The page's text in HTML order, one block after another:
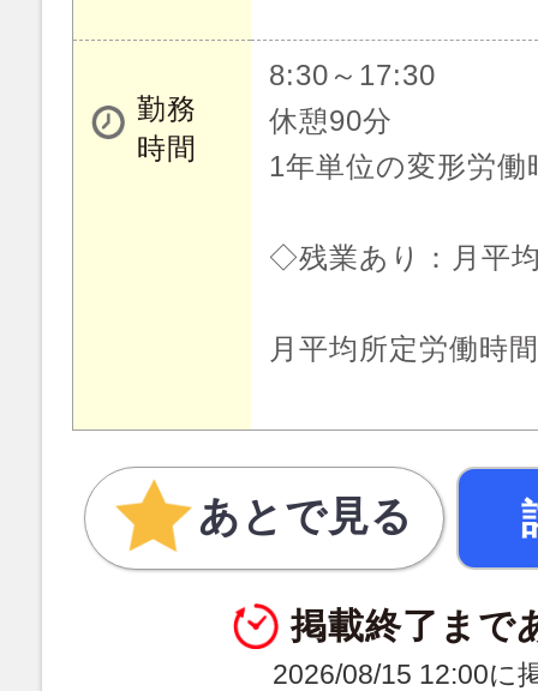
勤務
時間
8:30～17:30
休憩90分
1年単位の変形労働
◇残業あり：月平
月平均所定労働時
あとで見る
掲載終了まで
2026/08/15 12:00に